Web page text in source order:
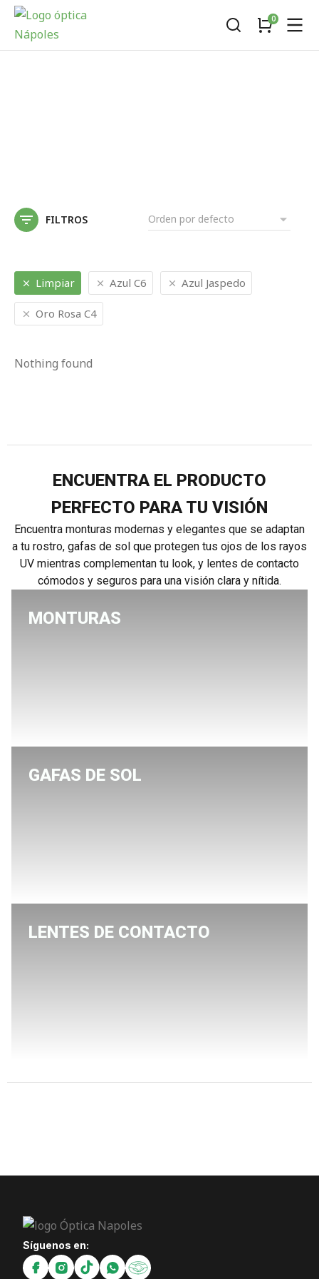
FILTROS
Limpiar Azul C6 Azul Jaspedo
Oro Rosa C4
Nothing found
ENCUENTRA EL PRODUCTO
PERFECTO PARA TU VISIÓN
Encuentra monturas modernas y elegantes que se adaptan
a tu rostro, gafas de sol que protegen tus ojos de los rayos
UV mientras complementan tu look, y lentes de contacto
cómodos y seguros para una visión clara y nítida.
MONTURAS
GAFAS DE SOL
LENTES DE CONTACTO
Síguenos en: